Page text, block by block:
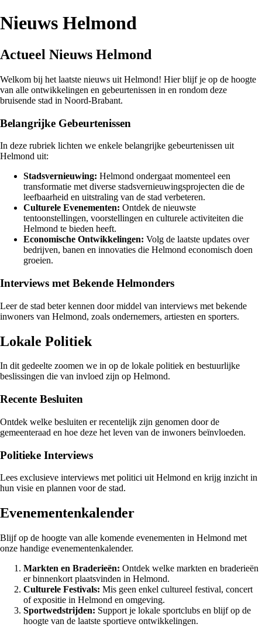
Nieuws Helmond
Actueel Nieuws Helmond
Welkom bij het laatste nieuws uit Helmond! Hier blijf je op de hoogte
van alle ontwikkelingen en gebeurtenissen in en rondom deze
bruisende stad in Noord-Brabant.
Belangrijke Gebeurtenissen
In deze rubriek lichten we enkele belangrijke gebeurtenissen uit
Helmond uit:
Stadsvernieuwing: Helmond ondergaat momenteel een
transformatie met diverse stadsvernieuwingsprojecten die de
leefbaarheid en uitstraling van de stad verbeteren.
Culturele Evenementen: Ontdek de nieuwste
tentoonstellingen, voorstellingen en culturele activiteiten die
Helmond te bieden heeft.
Economische Ontwikkelingen: Volg de laatste updates over
bedrijven, banen en innovaties die Helmond economisch doen
groeien.
Interviews met Bekende Helmonders
Leer de stad beter kennen door middel van interviews met bekende
inwoners van Helmond, zoals ondernemers, artiesten en sporters.
Lokale Politiek
In dit gedeelte zoomen we in op de lokale politiek en bestuurlijke
beslissingen die van invloed zijn op Helmond.
Recente Besluiten
Ontdek welke besluiten er recentelijk zijn genomen door de
gemeenteraad en hoe deze het leven van de inwoners beïnvloeden.
Politieke Interviews
Lees exclusieve interviews met politici uit Helmond en krijg inzicht in
hun visie en plannen voor de stad.
Evenementenkalender
Blijf op de hoogte van alle komende evenementen in Helmond met
onze handige evenementenkalender.
Markten en Braderieën: Ontdek welke markten en braderieën
er binnenkort plaatsvinden in Helmond.
Culturele Festivals: Mis geen enkel cultureel festival, concert
of expositie in Helmond en omgeving.
Sportwedstrijden: Support je lokale sportclubs en blijf op de
hoogte van de laatste sportieve ontwikkelingen.